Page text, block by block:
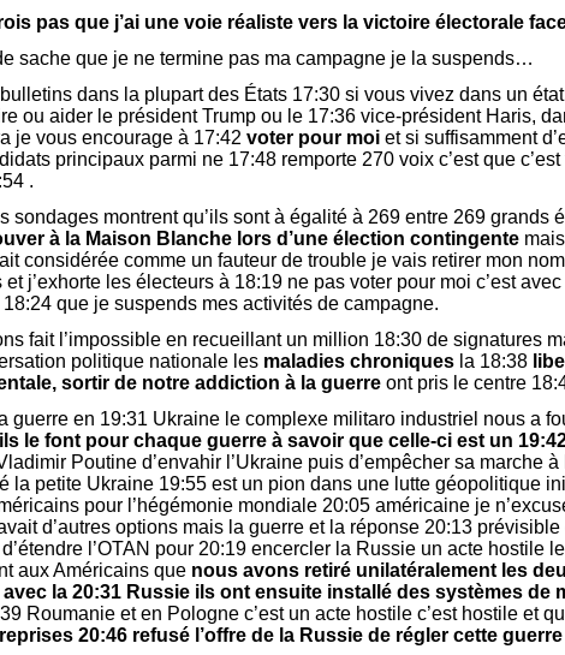
pas que j’ai une voie réaliste vers la victoire électorale
sache que je ne termine pas ma campagne je la suspends…
dans la plupart des États 17:30 si vous vivez dans un
ou aider le président Trump ou le 17:36 vice-président Haris,
je vous encourage à 17:42 voter pour moi et si suffisamment
principaux parmi ne 17:48 remporte 270 voix c’est que
.
sondages montrent qu’ils sont à égalité à 269 entre 269 grands
à la Maison Blanche lors d’une élection contingente
considérée comme un fauteur de trouble je vais retirer mon nom
j’exhorte les électeurs à 18:19 ne pas voter pour moi c’est
que je suspends mes activités de campagne.
fait l’impossible en recueillant un million 18:30 de signatures
politique nationale les maladies chroniques la 18:38
sortir de notre addiction à la guerre ont pris le centre
guerre en 19:31 Ukraine le complexe militaro industriel nous a
le font pour chaque guerre à savoir que celle-ci est un
Poutine d’envahir l’Ukraine puis d’empêcher sa marche
la petite Ukraine 19:55 est un pion dans une lutte géopolitique
pour l’hégémonie mondiale 20:05 américaine je
d’autres options mais la guerre et la réponse 20:13
l’OTAN pour 20:19 encercler la Russie un acte hostile
aux Américains que nous avons retiré unilatéralement les
la 20:31 Russie ils ont ensuite installé des systèmes de
Roumanie et en Pologne c’est un acte hostile c’est hostile et
20:46 refusé l’offre de la Russie de régler cette